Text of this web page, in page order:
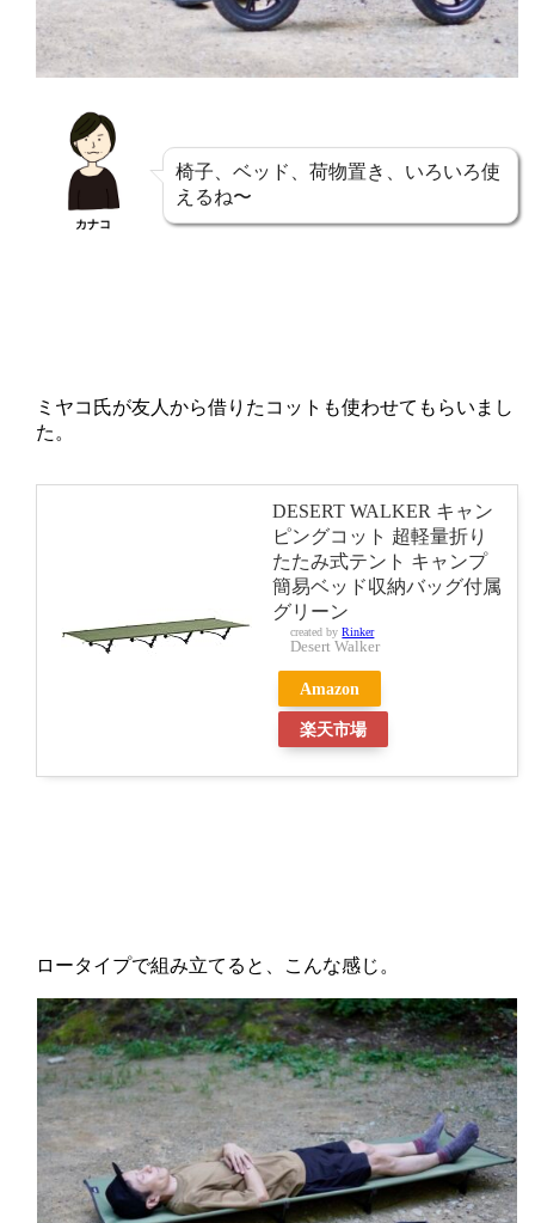
カナコ
椅子、ベッド、荷物置き、いろいろ使
えるね〜
ミヤコ氏が友人から借りたコットも使わせてもらいまし
た。
DESERT WALKER キャン
ピングコット 超軽量折り
たたみ式テント キャンプ
簡易ベッド収納バッグ付属
グリーン
created byRinker
Desert Walker
Amazon
楽天市場
ロータイプで組み立てると、こんな感じ。